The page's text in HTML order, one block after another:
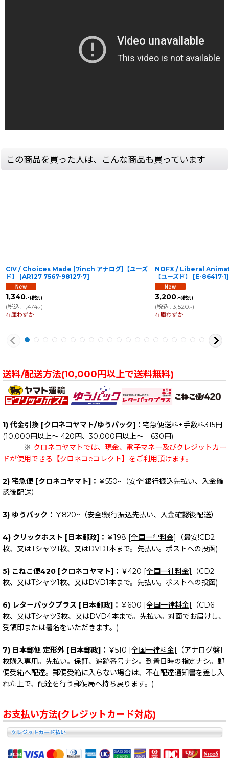
この商品を買った人は、こんな商品も買っています
CIV / Choices Made [7inch アナログ]【ユーズ
ド】
[AR127 7567-98127-7]
1,340.-(税別)
(税込: 1,474.-)
在庫わずか
NOFX / Liberal
【ユーズド】
[E-86417-1]
3,200.-(税別)
(税込: 3,520 .-)
在庫わずか
送料/配送方法(10,000円以上で送料無料)
1) 代金引換 [クロネコヤマト/ゆうパック]： 宅急便送料+手数料315円
(10,000円以上～ 420円、30,000円以上～ 630円)
※ クロネコヤマトでは、現金、電子マネー及びクレジットカー
ドが使用できる【クロネコeコレクト】をご利用頂けます。
2) 宅急便 [クロネコヤマト]： ￥550~（安全!銀行振込先払い、入金確
認後配送）
3) ゆうパック： ￥820~（安全!銀行振込先払い、入金確認後配送）
4) クリックポスト [日本郵政]： ￥198 [全国一律料金]
（最安!CD2
枚、又はTシャツ1枚、又はDVD1本まで。先払い。ポストへの投函)
5) こねこ便420 [クロネコヤマト]： ￥420 [全国一律料金]
（CD2
枚、又はTシャツ1枚、又はDVD1本まで。先払い。ポストへの投函)
6) レターパックプラス [日本郵政]： ￥600 [全国一律料金]
（CD6
枚、又はTシャツ3枚、又はDVD4本まで。先払い。対面でお届けし、
受領印または署名をいただきます。)
7) 日本郵便 定形外 [日本郵政]： ￥510 [全国一律料金]
（アナログ盤1
枚購入専用。先払い。保証、追跡番号ナシ。到着日時の指定ナシ。郵
便受箱へ配達。郵便受箱に入らない場合は、不在配達通知書を差し入
れた上で、配達を行う郵便局へ持ち戻ります。)
お支払い方法(クレジットカード対応)